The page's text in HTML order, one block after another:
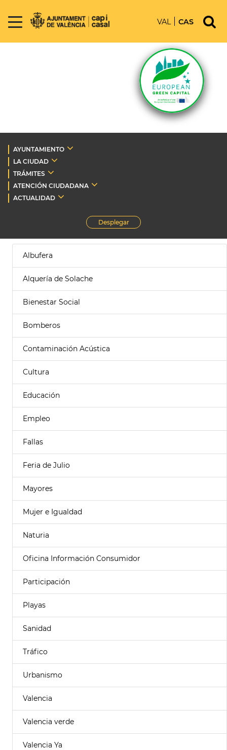
VAL CAS
AYUNTAMIENTO
LA CIUDAD
TRÁMITES
ATENCIÓN CIUDADANA
ACTUALIDAD
Desplegar
Albufera
Alquería de Solache
Bienestar Social
Bomberos
Contaminación Acústica
Cultura
Educación
Empleo
Fallas
Feria de Julio
Mayores
Mujer e Igualdad
Naturia
Oficina Información Consumidor
Participación
Playas
Sanidad
Tráfico
Urbanismo
Valencia
Valencia verde
Valencia Ya